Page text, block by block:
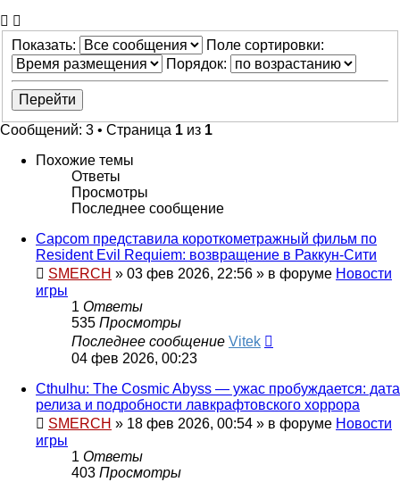
Показать:
Поле сортировки:
Порядок:
Сообщений: 3 • Страница 1 из 1
Похожие темы
Ответы
Просмотры
Последнее сообщение
Capcom представила короткометражный фильм по
Resident Evil Requiem: возвращение в Раккун‑Сити
SMERCH » 03 фев 2026, 22:56 » в форуме Новости
игры
1 Ответы
535 Просмотры
Последнее сообщение Vitek
04 фев 2026, 00:23
Cthulhu: The Cosmic Abyss — ужас пробуждается: дата
релиза и подробности лавкрафтовского хоррора
SMERCH » 18 фев 2026, 00:54 » в форуме Новости
игры
1 Ответы
403 Просмотры